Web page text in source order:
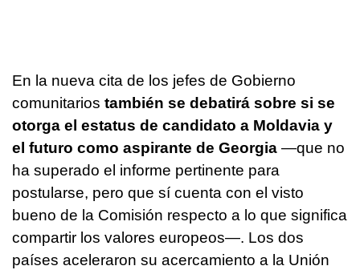
En la nueva cita de los jefes de Gobierno
comunitarios también se debatirá sobre si se
otorga el estatus de candidato a Moldavia y
el futuro como aspirante de Georgia —que no
ha superado el informe pertinente para
postularse, pero que sí cuenta con el visto
bueno de la Comisión respecto a lo que significa
compartir los valores europeos—. Los dos
países aceleraron su acercamiento a la Unión